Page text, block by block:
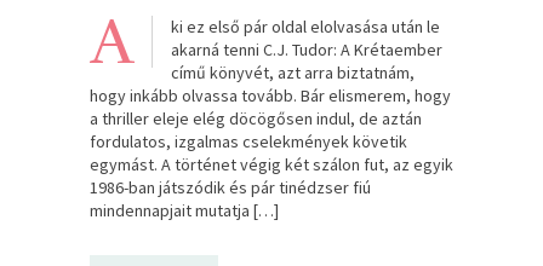
A
ki ez első pár oldal elolvasása után le
akarná tenni C.J. Tudor: A Krétaember
című könyvét, azt arra biztatnám,
hogy inkább olvassa tovább. Bár elismerem, hogy
a thriller eleje elég döcögősen indul, de aztán
fordulatos, izgalmas cselekmények követik
egymást. A történet végig két szálon fut, az egyik
1986-ban játszódik és pár tinédzser fiú
mindennapjait mutatja […]